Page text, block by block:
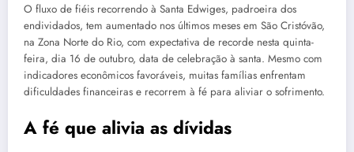
O fluxo de fiéis recorrendo à Santa Edwiges, padroeira dos
endividados, tem aumentado nos últimos meses em São Cristóvão,
na Zona Norte do Rio, com expectativa de recorde nesta quinta-
feira, dia 16 de outubro, data de celebração à santa. Mesmo com
indicadores econômicos favoráveis, muitas famílias enfrentam
dificuldades financeiras e recorrem à fé para aliviar o sofrimento.
A fé que alivia as dívidas